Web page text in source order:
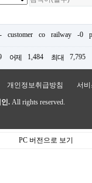
customer co railway -0
어제 1,484 최대 7,795
개인정보취급방침 서
. All rights reserved.
PC 버전으로 보기